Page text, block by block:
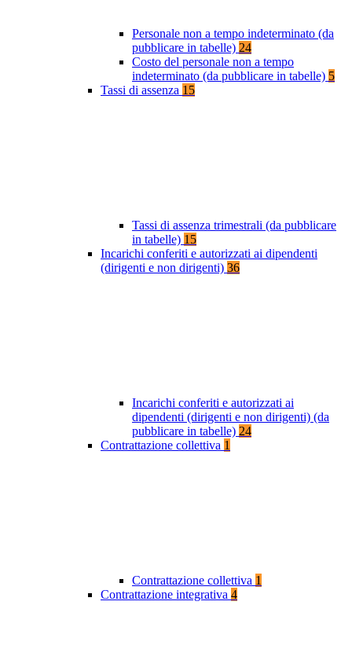
Personale non a tempo indeterminato (da
pubblicare in tabelle) 24
Costo del personale non a tempo
indeterminato (da pubblicare in tabelle) 5
Tassi di assenza 15
Tassi di assenza trimestrali (da pubblicare
in tabelle) 15
Incarichi conferiti e autorizzati ai dipendenti
(dirigenti e non dirigenti) 36
Incarichi conferiti e autorizzati ai
dipendenti (dirigenti e non dirigenti) (da
pubblicare in tabelle) 24
Contrattazione collettiva 1
Contrattazione collettiva 1
Contrattazione integrativa 4